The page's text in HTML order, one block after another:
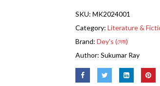
SKU: MK2024001
Category: Literature &
Brand: Dey's (দেজ)
Author: Sukumar Ray